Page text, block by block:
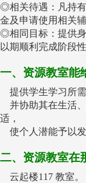
◎相关待遇：凡持
金及申请使用相关
◎相同目标：提供身
以期顺利完成阶段性
一、资源教室能
提供学生学习所需
并协助其在生活
适，
使个人潜能予以
二、资源教室在
云起楼117 教室。